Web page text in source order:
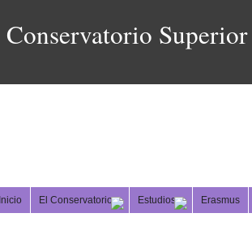
Conservatorio
Inicio El Conservatorio Estudios Erasmus